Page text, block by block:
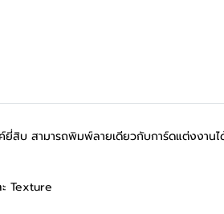
สิบ สามารถพิมพ์ลายเดียวกับการ์ดแต่งงานไ
Texture